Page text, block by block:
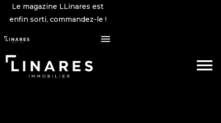
Le magazine LLinares est
enfin sorti, commandez-le !